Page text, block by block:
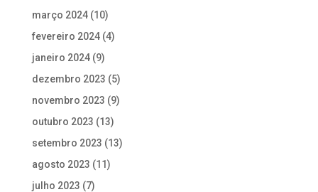
março 2024(10)
fevereiro 2024(4)
janeiro 2024(9)
dezembro 2023 (5)
novembro 2023 (9)
outubro 2023 (13)
setembro 2023 (13)
agosto 2023 (11)
julho 2023 (7)